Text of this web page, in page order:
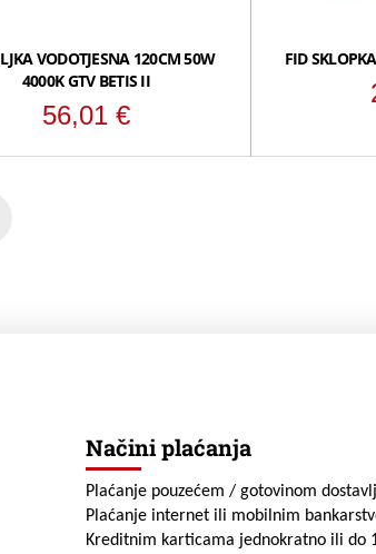
VODOTJESNA 120CM 50W
4000K GTV BETIS II
56,01€
FID
Načini plaćanja
Plaćanje pouzećem / gotovinom
Plaćanje internet ili mobilnim
Kreditnim karticama jednokratno ili do